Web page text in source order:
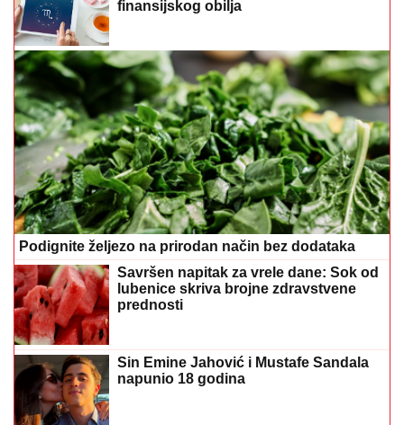
finansijskog obilja
Podignite željezo na prirodan način bez dodataka
Savršen napitak za vrele dane: Sok od
lubenice skriva brojne zdravstvene
prednosti
Sin Emine Jahović i Mustafe Sandala
napunio 18 godina